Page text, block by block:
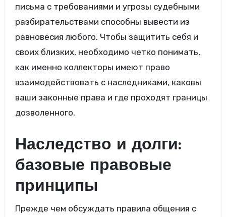
письма с требованиями и угрозы судебными
разбирательствами способны вывести из
равновесия любого. Чтобы защитить себя и
своих близких, необходимо четко понимать,
как именно коллекторы имеют право
взаимодействовать с наследниками, каковы
ваши законные права и где проходят границы
дозволенного.
Наследство и долги:
базовые правовые
принципы
Прежде чем обсуждать правила общения с